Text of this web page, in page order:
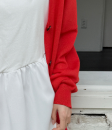
COMMUNITY
익스클루시브
아우터